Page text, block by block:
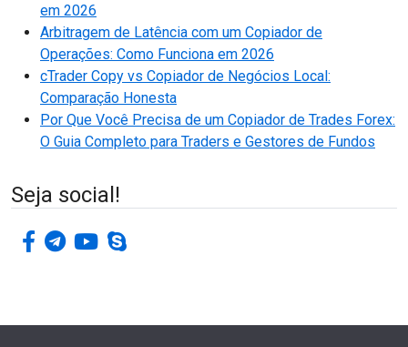
em 2026
Arbitragem de Latência com um Copiador de
Operações: Como Funciona em 2026
cTrader Copy vs Copiador de Negócios Local:
Comparação Honesta
Por Que Você Precisa de um Copiador de Trades Forex:
O Guia Completo para Traders e Gestores de Fundos
Seja social!
facebook-f
telegrama
youtubeskype